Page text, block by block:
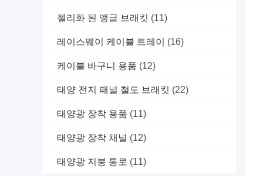
젤리화 된 앵글 브래킷 (11)
레이스웨이 케이블 트레이 (16)
케이블 바구니 용품 (12)
태양 전지 패널 철도 브래킷 (22)
태양광 장착 용품 (11)
태양광 장착 채널 (12)
태양광 지붕 통로 (11)